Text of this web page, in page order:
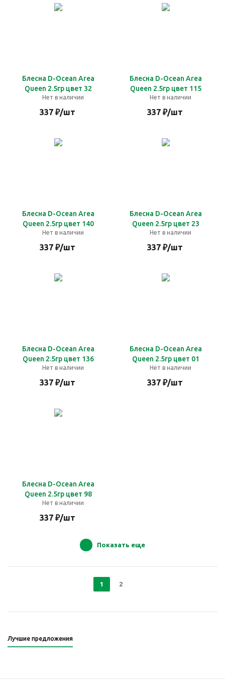
Блесна D-Ocean Area
Queen 2.5гр цвет 32
Нет в наличии
337₽/шт
Блесна D-Ocean Area
Queen 2.5гр цвет 115
Нет в наличии
337₽/шт
Блесна D-Ocean Area
Queen 2.5гр цвет 140
Нет в наличии
337₽/шт
Блесна D-Ocean Area
Queen 2.5гр цвет 23
Нет в наличии
337₽/шт
Блесна D-Ocean Area
Queen 2.5гр цвет 136
Нет в наличии
337₽/шт
Блесна D-Ocean Area
Queen 2.5гр цвет 01
Нет в наличии
337₽/шт
Блесна D-Ocean Area
Queen 2.5гр цвет 98
Нет в наличии
337₽/шт
Показать еще
1 2
Лучшие предложения